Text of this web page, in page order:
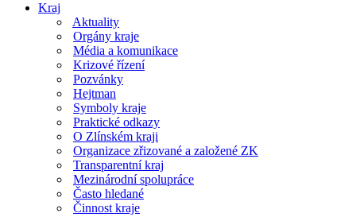
Kraj
Aktuality
Orgány kraje
Média a komunikace
Krizové řízení
Pozvánky
Hejtman
Symboly kraje
Praktické odkazy
O Zlínském kraji
Organizace zřizované a založené ZK
Transparentní kraj
Mezinárodní spolupráce
Často hledané
Činnost kraje